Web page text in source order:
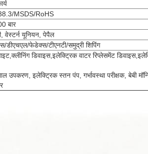
MSDS/RoHS
बार
वेस्टर्न यूनियन, पेपैल
डीएचएल/फेडेक्स/टीएनटी/समुद्री शिपिंग
डिवाइस,इलेक्ट्रिक वाटर रिप्लेसमेंट
उपकरण, इलेक्ट्रिक स्तन पंप, गर्भावस्था परीक्षक, बेबी